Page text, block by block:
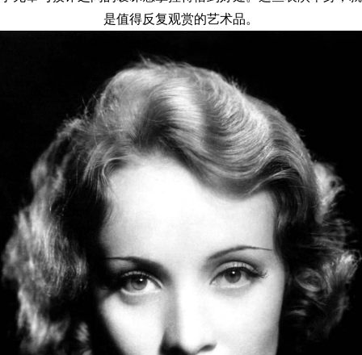
是值得反复观赏的艺术品。